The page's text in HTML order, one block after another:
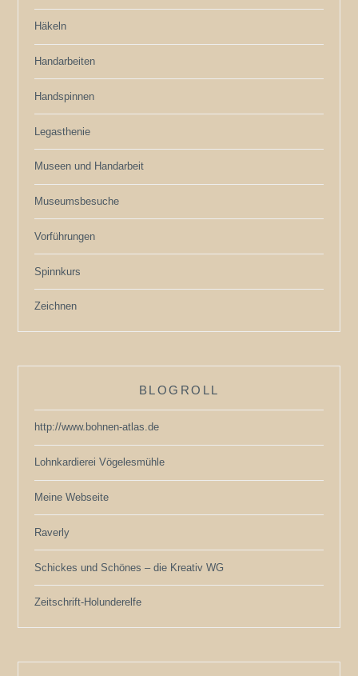
Häkeln
Handarbeiten
Handspinnen
Legasthenie
Museen und Handarbeit
Museumsbesuche
Vorführungen
Spinnkurs
Zeichnen
BLOGROLL
http://www.bohnen-atlas.de
Lohnkardierei Vögelesmühle
Meine Webseite
Raverly
Schickes und Schönes – die Kreativ WG
Zeitschrift-Holunderelfe